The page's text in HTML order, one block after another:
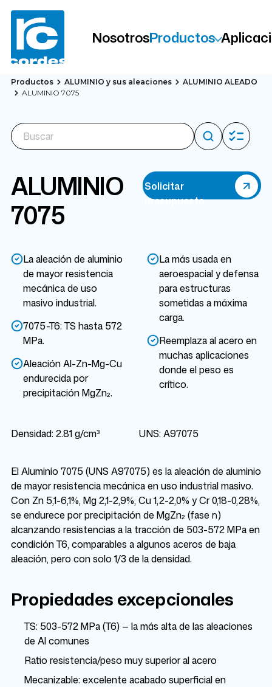
NosotrosProductos
Productos ALUMINIO y sus aleaciones
ALUMINIO ALEADO
ALUMINIO 7075
ALUMINIO
7075
La aleación de aluminio
de mayor resistencia
mecánica de uso
masivo industrial.
7075-T6: TS hasta 572
MPa.
Aleación Al-Zn-Mg-Cu
endurecida por
precipitación MgZn₂.
La más usada en
aeroespacial y defensa
para estructuras
sometidas a máxima
carga.
Reemplaza al acero en
muchas aplicaciones
donde el peso es
crítico.
Densidad: 2.81 g/cm³ UNS: A97075
Solicitar
presupuesto
El Aluminio 7075 (UNS A97075) es la aleación de aluminio
de mayor resistencia mecánica en uso industrial masivo.
Con Zn 5,1-6,1%, Mg 2,1-2,9%, Cu 1,2-2,0% y Cr 0,18-0,28%,
se endurece por precipitación de MgZn₂ (fase η)
alcanzando resistencias a la tracción de 503-572 MPa en
condición T6, comparables a algunos aceros de baja
aleación, pero con solo 1/3 de la densidad.
Propiedades excepcionales
TS: 503-572 MPa (T6) — la más alta de las aleaciones
de Al comunes
Ratio resistencia/peso muy superior al acero
Mecanizable: excelente acabado superficial en